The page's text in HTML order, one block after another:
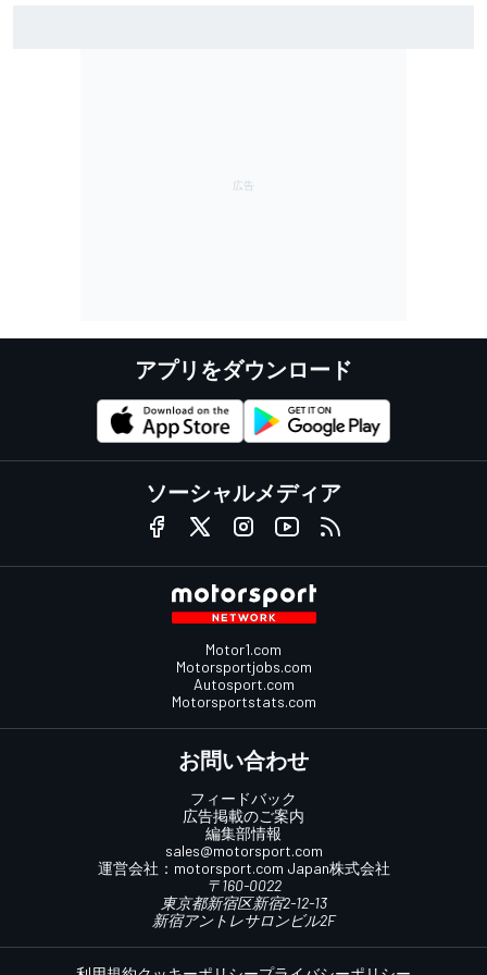
アプリをダウンロード
ソーシャルメディア
Motor1.com
Motorsportjobs.com
Autosport.com
Motorsportstats.com
お問い合わせ
フィードバック
広告掲載のご案内
編集部情報
sales@motorsport.com
運営会社： motorsport.com Japan株式会社
〒160-0022
東京都新宿区新宿2-12-13
新宿アントレサロンビル2F